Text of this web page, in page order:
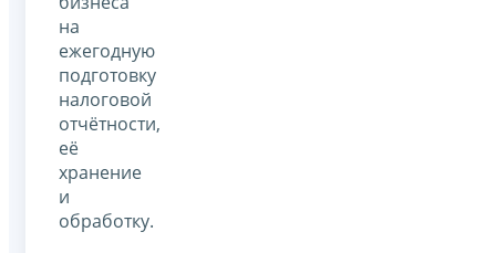
на
ежегодную
подготовку
налоговой
отчётности,
её
хранение
и
обработку.